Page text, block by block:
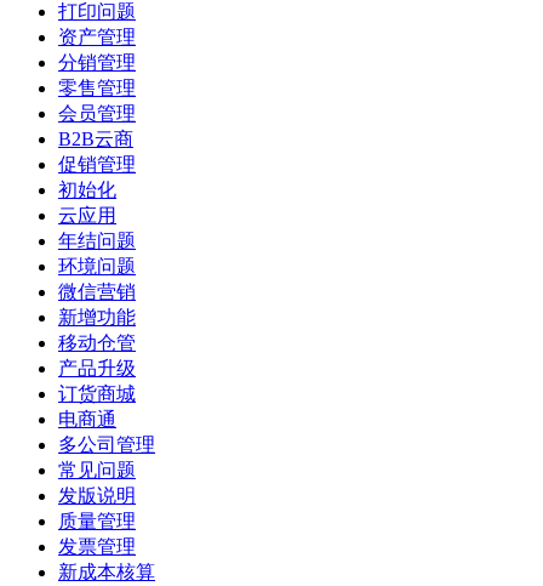
打印问题
资产管理
分销管理
零售管理
会员管理
B2B云商
促销管理
初始化
云应用
年结问题
环境问题
微信营销
新增功能
移动仓管
产品升级
订货商城
电商通
多公司管理
常见问题
发版说明
质量管理
发票管理
新成本核算